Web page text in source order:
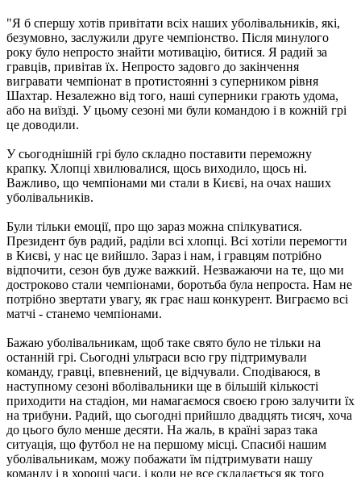
"Я б спершу хотів привітати всіх наших уболівальників, які,
безумовно, заслужили друге чемпіонство. Після минулого
року було непросто знайти мотивацію, битися. Я радий за
гравців, привітав їх. Непросто задовго до закінчення
вигравати чемпіонат в протистоянні з суперником рівня
Шахтар. Незалежно від того, наші суперники грають удома,
або на виїзді. У цьому сезоні ми були командою і в кожній грі
це доводили.
У сьогоднішній грі було складно поставити переможну
крапку. Хлопці хвилювалися, щось виходило, щось ні.
Важливо, що чемпіонами ми стали в Києві, на очах наших
уболівальників.
Були тільки емоції, про що зараз можна спілкуватися.
Президент був радий, раділи всі хлопці. Всі хотіли перемогти
в Києві, у нас це вийшло. Зараз і нам, і гравцям потрібно
відпочити, сезон був дуже важкий. Незважаючи на те, що ми
достроково стали чемпіонами, боротьба була непроста. Нам не
потрібно звертати увагу, як грає наш конкурент. Виграємо всі
матчі - станемо чемпіонами.
Бажаю уболівальникам, щоб таке свято було не тільки на
останній грі. Сьогодні ультраси всю гру підтримували
команду, гравці, впевнений, це відчували. Сподіваюся, в
наступному сезоні вболівальники ще в більшій кількості
приходити на стадіон, ми намагаємося своєю грою залучити їх
на трибуни. Радий, що сьогодні прийшло двадцять тисяч, хоча
до цього було менше десяти. На жаль, в країні зараз така
ситуація, що футбол не на першому місці. Спасибі нашим
уболівальникам, можу побажати їм підтримувати нашу
команду і в хороші часи, і коли не все складається як того